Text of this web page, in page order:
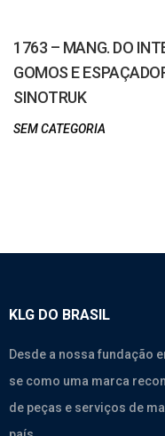
1763 – MANG. DO
GOMOS E
SINOTRUK
SEM CATEGORIA
KLG DO BRASIL
Desde a nossa fundação
se como uma marca
de peças e serviços de